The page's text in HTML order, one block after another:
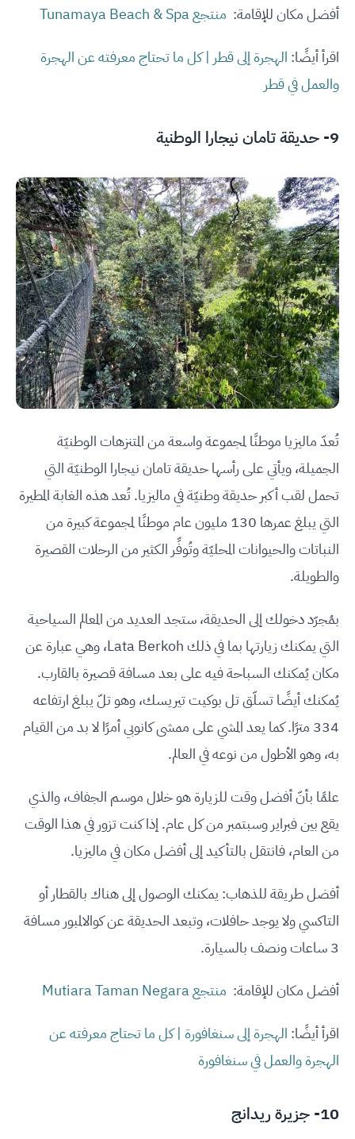
أفضل مكان للإقامة: منتجع Tunamaya Beach & Spa
اقرأ أيضًا: الهجرة إلى قطر | كل ما تحتاج معرفته عن الهجرة
والعمل في قطر
9- حديقة تامان نيجارا الوطنية
تُعدّ ماليزيا موطنًا لمجموعة واسعة من المتنزهات الوطنيّة
الجميلة، ويأتي على رأسها حديقة تامان نيجارا الوطنيّة التي
تحمل لقب أكبر حديقة وطنيّة في ماليزيا. تُعد هذه الغابة المطيرة
التي يبلغ عمرها 130 مليون عام موطنًا لمجموعة كبيرة من
النباتات والحيوانات المحليّة وتُوفِّر الكثير من الرحلات القصيرة
والطويلة.
بمُجرّد دخولك إلى الحديقة، ستجد العديد من المعالم السياحية
التي يمكنك زيارتها بما في ذلك Lata Berkoh، وهي عبارة عن
مكان يُمكنك السباحة فيه على بعد مسافة قصيرة بالقارب.
يُمكنك أيضًا تسلّق تل بوكيت تيريسك، وهو تلّ يبلغ ارتفاعه
334 مترًا. كما يعد المشي على ممشى كانوبي أمرًا لا بد من القيام
به، وهو الأطول من نوعه في العالم.
علمًا بأنّ أفضل وقت للزيارة هو خلال موسم الجفاف، والذي
يقع بين فبراير وسبتمبر من كل عام. إذا كنت تزور في هذا الوقت
من العام، فانتقل بالتأكيد إلى أفضل مكان في ماليزيا.
أفضل طريقة للذهاب: يمكنك الوصول إلى هناك بالقطار أو
التاكسي ولا يوجد حافلات، وتبعد الحديقة عن كوالالمبور مسافة
3 ساعات ونصف بالسيارة.
أفضل مكان للإقامة: منتجع Mutiara Taman Negara
اقرأ أيضًا: الهجرة إلى سنغافورة | كل ما تحتاج معرفته عن
الهجرة والعمل في سنغافورة
10- جزيرة ريدانج